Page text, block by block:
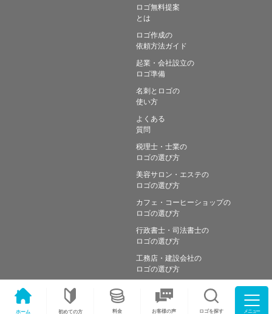
ホーム 初めての方 料金 お客様の声 ロゴを探す メニュー
ロゴ無料提案
とは
ロゴ作成の
依頼方法ガイド
起業・会社設立の
ロゴ準備
名刺とロゴの
使い方
よくある
質問
税理士・士業の
ロゴの選び方
美容サロン・エステの
ロゴの選び方
カフェ・コーヒーショップの
ロゴの選び方
行政書士・司法書士の
ロゴの選び方
工務店・建設会社の
ロゴの選び方